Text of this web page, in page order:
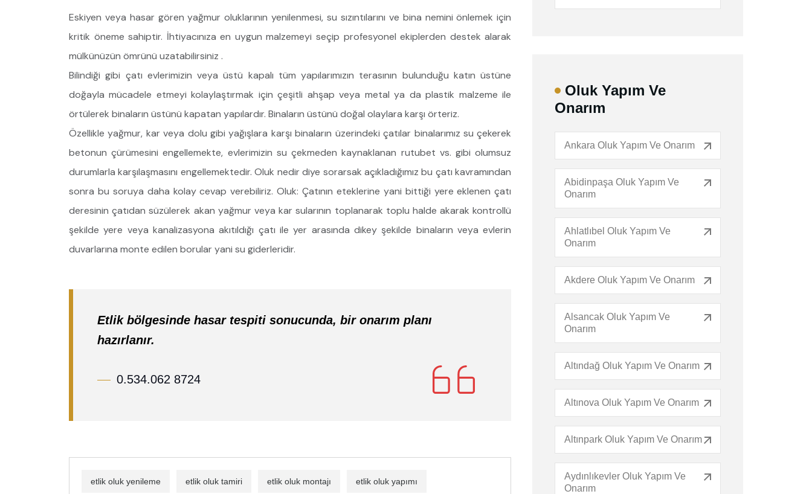
Eskiyen veya hasar gören yağmur oluklarının yenilenmesi, su sızıntılarını ve bina nemini önlemek için
kritik öneme sahiptir. İhtiyacınıza en uygun malzemeyi seçip profesyonel ekiplerden destek alarak
mülkünüzün ömrünü uzatabilirsiniz .
Bilindiği gibi çatı evlerimizin veya üstü kapalı tüm yapılarımızın terasının bulunduğu katın üstüne
doğayla mücadele etmeyi kolaylaştırmak için çeşitli ahşap veya metal ya da plastik malzeme ile
örtülerek binaların üstünü kapatan yapılardır. Binaların üstünü doğal olaylara karşı örteriz.
Özellikle yağmur, kar veya dolu gibi yağışlara karşı binaların üzerindeki çatılar binalarımız su çekerek
betonun çürümesini engellemekte, evlerimizin su çekmeden kaynaklanan rutubet vs. gibi olumsuz
durumlarla karşılaşmasını engellemektedir. Oluk nedir diye sorarsak açıkladığımız bu çatı kavramından
sonra bu soruya daha kolay cevap verebiliriz. Oluk: Çatının eteklerine yani bittiği yere eklenen çatı
deresinin çatıdan süzülerek akan yağmur veya kar sularının toplanarak toplu halde akarak kontrollü
şekilde yere veya kanalizasyona akıtıldığı çatı ile yer arasında dikey şekilde binaların veya evlerin
duvarlarına monte edilen borular yani su giderleridir.
Etlik bölgesinde hasar tespiti sonucunda, bir onarım planı
hazırlanır.
0.534.062 8724
etlik oluk yenileme etlik oluk tamiri etlik oluk montajı etlik oluk yapımı
Oluk Yapım Ve
Onarım
Ankara Oluk Yapım Ve Onarım
Abidinpaşa Oluk Yapım Ve
Onarım
Ahlatlıbel Oluk Yapım Ve
Onarım
Akdere Oluk Yapım Ve Onarım
Alsancak Oluk Yapım Ve
Onarım
Altındağ Oluk Yapım Ve Onarım
Altınova Oluk Yapım Ve Onarım
Altınpark Oluk Yapım Ve Onarım
Aydınlıkevler Oluk Yapım Ve
Onarım